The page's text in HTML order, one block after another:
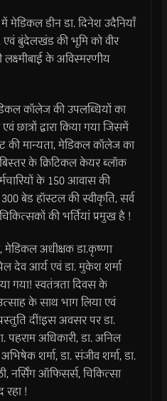
मेडिकल डीन डा. दिनेश उदैनियाँ
एवं बुंदेलखंड की भूमि को वीर
लक्ष्मीबाई के अविस्मरणीय
कॉलेज की उपलब्धियों का
छात्रों द्वारा किया गया जिसमें
की मान्यता, मेडिकल कॉलेज का
बिस्तर के क्रिटिकल केयर ब्लॉक
के 150 आवास की
बेड हॉस्टल की स्वीकृति, सर्व
की भर्तियां प्रमुख है !
मेडिकल अधीक्षक डा.कृष्णा
देव आर्य एवं डा. मुकेश शर्मा
गया! स्वतंत्रता दिवस के
के साथ भाग लिया एवं
दीं!इस अवसर पर डा.
पहराम अधिकारी, डा. अनिल
शर्मा, डा. संजीव शर्मा, डा.
नर्सिंग ऑफिसर्स, चिकित्सा
रहा !